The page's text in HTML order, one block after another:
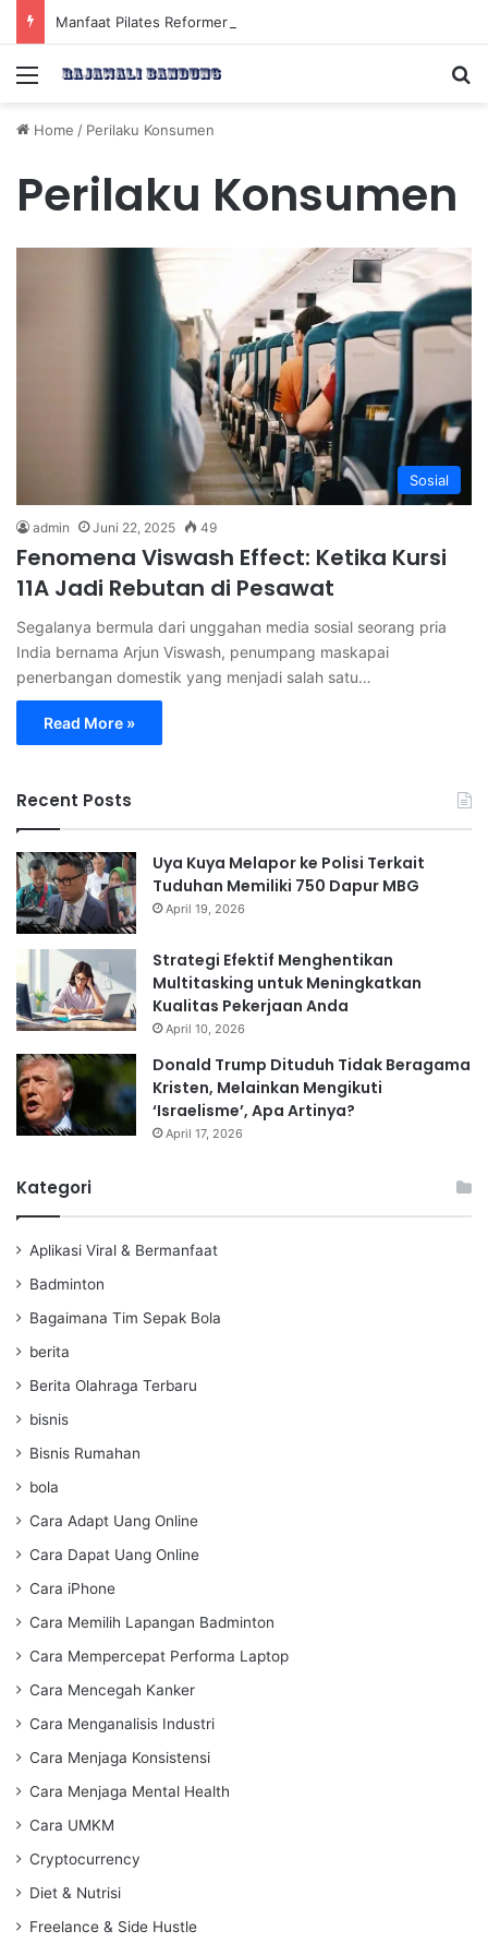
Menu
Home / Perilaku Konsumen
Perilaku Konsumen
Sosial
admin Juni 22, 2025 49
Fenomena Viswash Effect: Ketika Kursi
11A Jadi Rebutan di Pesawat
Segalanya bermula dari unggahan media sosial seorang pria
India bernama Arjun Viswash, penumpang maskapai
penerbangan domestik yang menjadi salah satu…
Read More »
Recent Posts
Uya Kuya Melapor ke Polisi Terkait
Tuduhan Memiliki 750 Dapur MBG
April 19, 2026
Strategi Efektif Menghentikan
Multitasking untuk Meningkatkan
Kualitas Pekerjaan Anda
April 10, 2026
Donald Trump Dituduh Tidak Beragama
Kristen, Melainkan Mengikuti
‘Israelisme’, Apa Artinya?
April 17, 2026
Kategori
Aplikasi Viral & Bermanfaat
Badminton
Bagaimana Tim Sepak Bola
berita
Berita Olahraga Terbaru
bisnis
Bisnis Rumahan
bola
Cara Adapt Uang Online
Cara Dapat Uang Online
Cara iPhone
Cara Memilih Lapangan Badminton
Cara Mempercepat Performa Laptop
Cara Mencegah Kanker
Cara Menganalisis Industri
Cara Menjaga Konsistensi
Cara Menjaga Mental Health
Cara UMKM
Cryptocurrency
Diet & Nutrisi
Freelance & Side Hustle